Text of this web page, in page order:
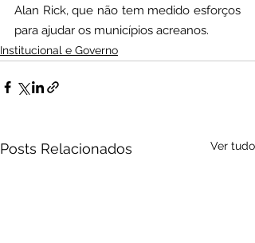
Alan Rick, que não tem medido esforços
para ajudar os municípios acreanos.
Institucional e Governo
Posts Relacionados Ver tudo